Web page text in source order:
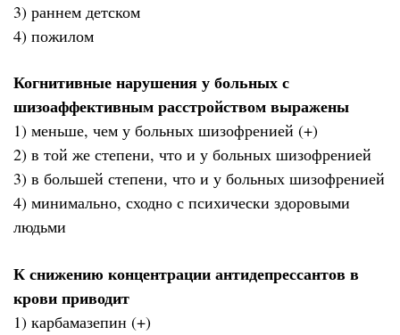
3) раннем детском
4) пожилом
Когнитивные нарушения у больных с
шизоаффективным расстройством выражены
1) меньше, чем у больных шизофренией (+)
2) в той же степени, что и у больных шизофренией
3) в большей степени, что и у больных шизофренией
4) минимально, сходно с психически здоровыми
людьми
К снижению концентрации антидепрессантов в
крови приводит
1) карбамазепин (+)